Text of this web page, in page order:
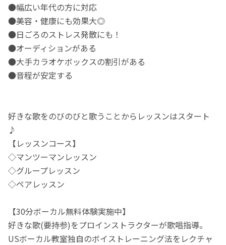
●幅広い年代の方に対応
●美容・健康にも効果大◎
●日ごろのストレス発散にも！
●オーディションがある
●大手カラオケボックスの割引がある
●音程が安定する
好きな歌をのびのびと歌うことからレッスンはスタート
♪
【レッスンコース】
◇マンツーマンレッスン
◇グループレッスン
◇ペアレッスン
【30分ボーカル無料体験実施中】
好きな歌(要持参)をプロインストラクターが歌唱指導。
USボーカル教室独自のボイストレーニング法をレクチャ